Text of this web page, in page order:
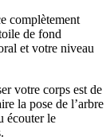
complètement
de fond
et votre niveau
votre corps est de
la pose de l’arbre
écouter le